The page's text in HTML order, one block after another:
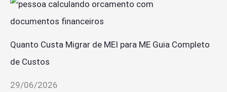
Quanto Custa Migrar de MEI para ME Guia Completo
de Custos
29/06/2026